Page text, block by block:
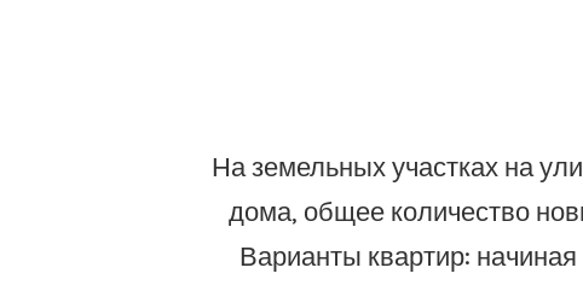
На земельных участках на
дома, общее количество
Варианты квартир: